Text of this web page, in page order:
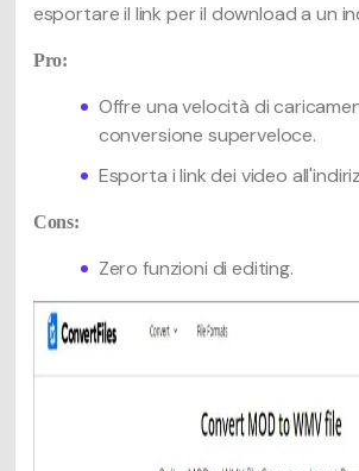
esportare il link per il download a un
Pro:
Offre una velocità di
conversione superveloce.
Esporta i link dei video
Cons:
Zero funzioni di editing.